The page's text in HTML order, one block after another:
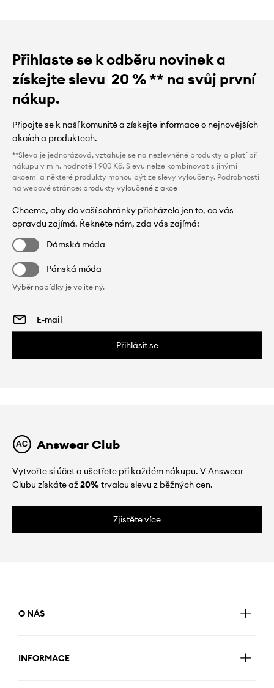
Přihlaste se k odběru novinek a
získejte slevu 20 %** na svůj první
nákup.
Připojte se k naší komunitě a získejte informace o nejnovějších
akcích a produktech.
**Sleva je jednorázová, vztahuje se na nezlevněné produkty a platí při
nákupu v min. hodnotě 1 900 Kč. Slevu nelze kombinovat s jinými
akcemi a některé produkty mohou být ze slevy vyloučeny. Podrobnosti
na webové stránce: produkty vyloučené z akce
Chceme, aby do vaší schránky přicházelo jen to, co vás
opravdu zajímá. Řekněte nám, zda vás zajímá:
Dámská móda
Pánská móda
Výběr nabídky je volitelný.
Přihlásit se
Answear Club
Vytvořte si účet a ušetřete při každém nákupu. V Answear
Clubu získáte až20%trvalou slevu z běžných cen.
Zjistěte více
O NÁS
INFORMACE